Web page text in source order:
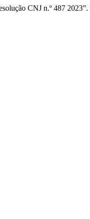
CNJ n.º 487 2023”.